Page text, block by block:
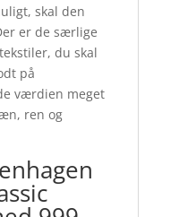
skal den
er de særlige
du skal
på
værdien meget
ren og